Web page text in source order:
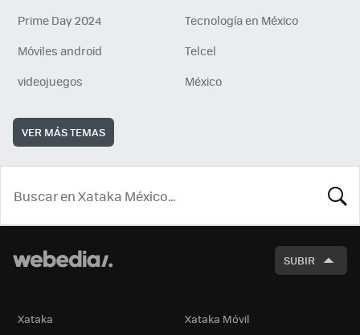
Prime Day 2024
Tecnología en México
Móviles android
Telcel
videojuegos
México
VER MÁS TEMAS
SUBIR
Xataka Xataka Móvil